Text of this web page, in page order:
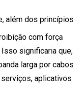
além dos princípios
com força
significaria que,
larga por cabos
aplicativos